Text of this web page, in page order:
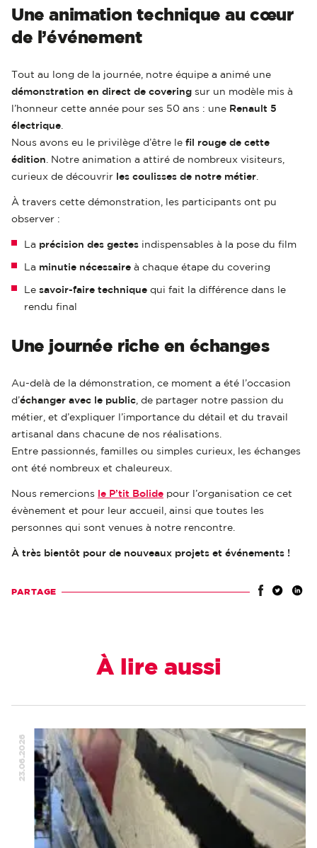
Une animation technique au cœur
de l’événement
Tout au long de la journée, notre équipe a animé une
démonstration en direct de covering sur un modèle mis à
l’honneur cette année pour ses 50 ans : une Renault 5
électrique
Nous avons eu le privilège d’être le fil rouge de cette
édition . Notre animation a attiré de nombreux visiteurs,
curieux de découvrir
les coulisses de notre métier
À travers cette démonstration, les participants ont pu
observer :
La précision des gestes indispensables à la pose du film
La minutie nécessaire à chaque étape du covering
Le savoir-faire technique qui fait la différence dans le
rendu final
Une journée riche en échanges
Au-delà de la démonstration, ce moment a été l’occasion
d’échanger avec le public , de partager notre passion du
métier, et d’expliquer l’importance du détail et du travail
artisanal dans chacune de nos réalisations.
Entre passionnés, familles ou simples curieux, les échanges
ont été nombreux et chaleureux.
Nous remercions le P’tit Bolide pour l’organisation ce cet
évènement et pour leur accueil, ainsi que toutes les
personnes qui sont venues à notre rencontre.
À très bientôt pour de nouveaux projets et événements !
PARTAGE
À lire aussi
23.06.2026